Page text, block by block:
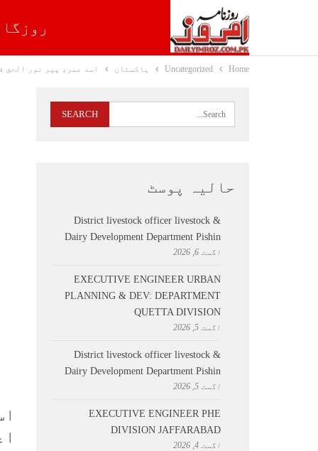
Home
Uncategorized پاکستان اسد عمر، پیر نور الحق
حالیہ پوسٹ
District livestock officer livestock &
Dairy Development Department Pishin
اگست 6, 2026
EXECUTIVE ENGINEER URBAN
PLANNING & DEV: DEPARTMENT
QUETTA DIVISION
اگست 5, 2026
District livestock officer livestock &
Dairy Development Department Pishin
اگست 5, 2026
EXECUTIVE ENGINEER PHE
DIVISION JAFFARABAD
اگست 4, 2026